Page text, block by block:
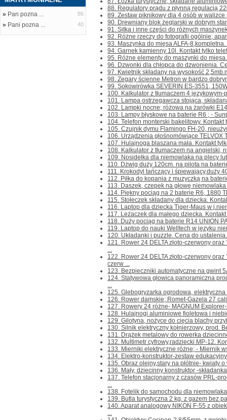
» Pan pozna ... 86
» Pani pozna ... 40
88. Regulatory prądu z płynną regulacją
89. Zestaw piknikowy dla 4 osób w
90. Drewniany blok żeglarski w dobrym
91. Sitka i inne części do różnych
92. Różne rzeczy do fotografii ogólnie;
93. Maszynka do mięsa ALFA-
94. Garnek kamienny 10l. Kontakt tylko
95. Różne elementy do maszynki do
96. Dzwonki dla chłopca do dzwonienia.
97. Kwietnik składany na wysokość
98. Zegary ścienne Metron w bardzo
99. Sokowirówka SEVERIN ES-3551,
100. Kalkulator z tłumaczem 4
101. Lampa ostrzegawcza stojąca,
102. Lampki nocne; różowa na żarówki
103. Lampy błyskowe na baterie R6 ; -
104. Telefon monterski bakelitowy. Kontakt
105. Czujnik dymu Flamingo FH-20,
106. Urządzenia głośnomówiące TELVOX
107. Hulajnoga blaszana mała. Kontakt
108. Kalkulator z tłumaczem na angielski,
109. Nosidełka dla niemowlaka na plecy
110. Dżwig duży 120cm. na pilota na
111. Krokodyl tańczący i śpiewający,duży
112. Piłka do kopania z muzyczką na
113. Daszek, czepek na głowę
114. Piękny pociąg na 2 baterie R6, 1880
115. Stołeczek składany dla dziecka.
116. Laptop dla dziecka Tiger-Maus w
117. Leżaczek dla małego dziecka.
118. Duży pociąg na baterie R14 UNION
119. Laptop do nauki Welltech w języku
120. Układanki i puzzle. Cena do
121. Rower 24 DELTA złoto-czerwony
...
122. Rower 24 DELTA złoto-czerwony
czerw ...
123. Bezpieczniki automatyczne na gwint
124. Statywowa głowica panoramiczna
...
125. Glebogryzarka ogrodowa,
126. Rower damskie; Romet-Gazela 27
127. Rowery 24 różne- MAGNUM
128. Hulajnogi aluminiowe fioletowa i
129. Gilotyna, nożyce do cięcia blachy
130. Silnik elektryczny kołnierzowy, prod.
131. Drążek metalowy do rowerka
132. Multimetr cyfrowy,radziecki MP-12.
133. Mierniki elektryczne różne; - Miernik
134. Elektro-konstruktor-zestaw
135. Obraz olejny,stary na płótnie- kwiaty
136. Mały, dziecinny konstruktor -
137. Telefon stacjonarny z czasów PRL-
...
138. Fotelik do samochodu dla
139. Butla turystyczna 2 kg. z gazem bez
140. Aparat analogowy NIKON F-55 z
...